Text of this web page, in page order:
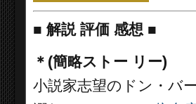
■ 解説 評価 感想 ■
＊(簡略ストー リー)
小説家志望のドン・バ